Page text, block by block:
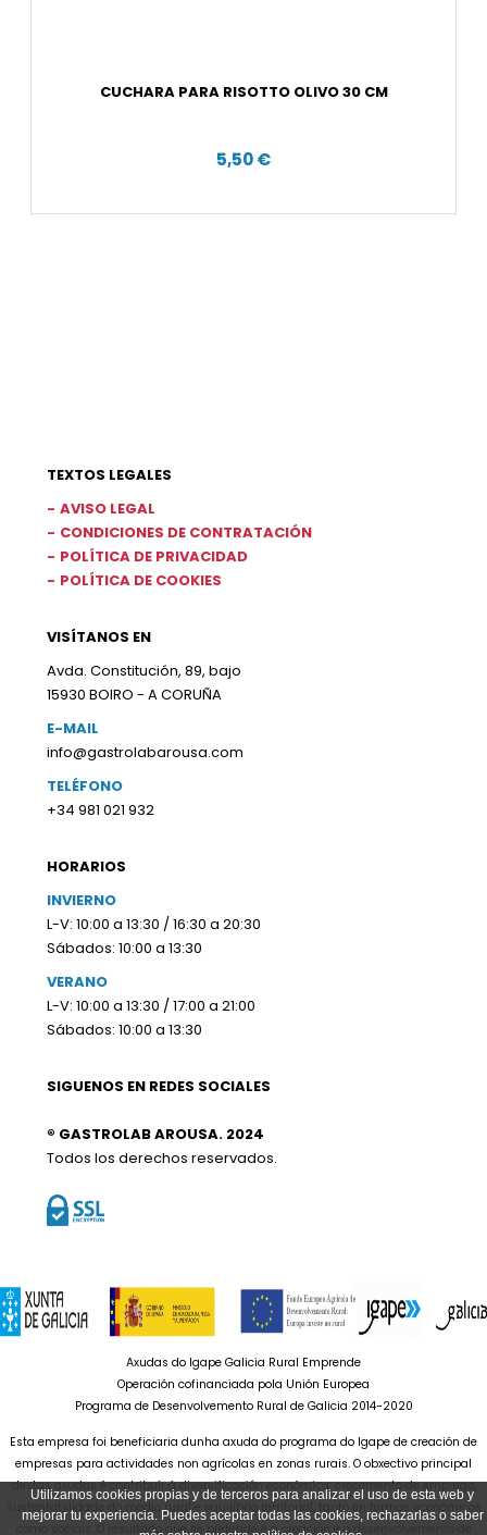
Utilizamos cookies propias y de terceros para analizar el uso de esta web y
mejorar tu experiencia. Puedes aceptar todas las cookies, rechazarlas o saber
CUCHARA PARA RISOTTO OLIVO 30 CM
5,50 €
TEXTOS LEGALES
AVISO LEGAL
CONDICIONES DE CONTRATACIÓN
POLÍTICA DE PRIVACIDAD
POLÍTICA DE COOKIES
VISÍTANOS EN
Avda. Constitución, 89, bajo
15930 BOIRO - A CORUÑA
E-MAIL
info@gastrolabarousa.com
TELÉFONO
+34 981 021 932
HORARIOS
INVIERNO
L-V: 10:00 a 13:30 / 16:30 a 20:30
Sábados: 10:00 a 13:30
VERANO
L-V: 10:00 a 13:30 / 17:00 a 21:00
Sábados: 10:00 a 13:30
SIGUENOS EN REDES SOCIALES
® GASTROLAB AROUSA. 2024
Todos los derechos reservados.
Axudas do Igape Galicia Rural Emprende
Operación cofinanciada pola Unión Europea
Programa de Desenvolvemento Rural de Galicia 2014-2020
Esta empresa foi beneficiaria dunha axuda do programa do Igape de creación de
empresas para actividades non agrícolas en zonas rurais. O obxectivo principal
destas axudas é contribuír á diversificación económica, crecemento de emprego,
sustentabilidade do medio rural e equilibrio territorial, tanto en termos económicos
como sociais. O resultado que se pretende é a creación e o desenvolvemento de